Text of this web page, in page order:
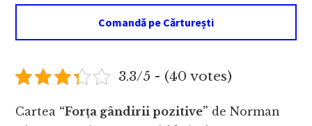
Comandă pe Cărturești
3.3/5 - (40 votes)
Cartea “Forța gândirii pozitive” de Norman